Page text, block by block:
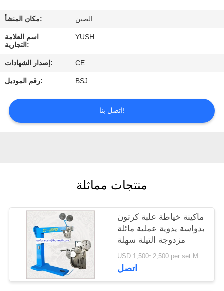
مراقبة
الجودة
اتصل
اطلب
مكان المنشأ: الصين
اسم العلامة
التجارية:
YUSH
إصدار الشهادات: CE
رقم الموديل: BSJ
اتصل بنا!
منتجات مماثلة
ماكينة خياطة علبة كرتون
بدواسة يدوية عملية مائلة
مزدوجة التيلة سهلة
USD 1,500~2,500 per set MOQ:1 مجموعة
اتصل